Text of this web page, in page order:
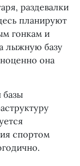
раздевалки
планируют
гонкам и
лыжную базу
она
базы
спортом